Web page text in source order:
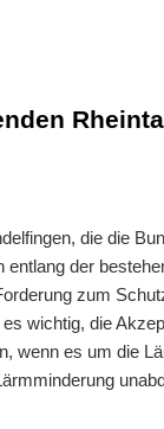
die die
der
zum
wichtig, die
wenn es um die